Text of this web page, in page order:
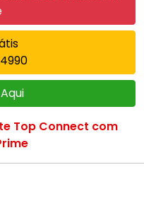
Top Connect com